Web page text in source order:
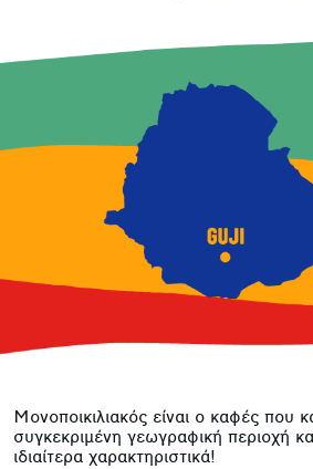
Μονοποικιλιακός είναι ο καφές που
συγκεκριμένη γεωγραφική περιοχή
ιδιαίτερα χαρακτηριστικά!